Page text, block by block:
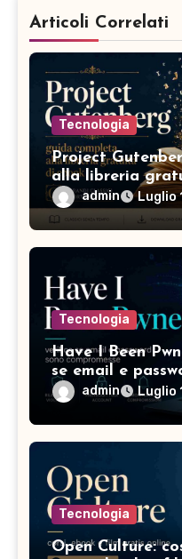
Articoli Correlati
Tecnologia
Project
alla libreria
admin Luglio
Tecnologia
Have I Been
se email e
compromesse
admin Luglio
Tecnologia
Open Culture: